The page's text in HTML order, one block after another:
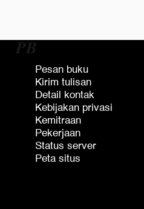
𝑷𝑩
Pesan buku
Kirim tulisan
Detail kontak
Kebijakan privasi
Kemitraan
Pekerjaan
Status server
Peta situs